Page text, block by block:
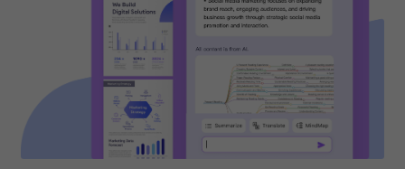
Chat com PDF
Faça perguntas e receba respostas
instantâneas
Baixar Grátis